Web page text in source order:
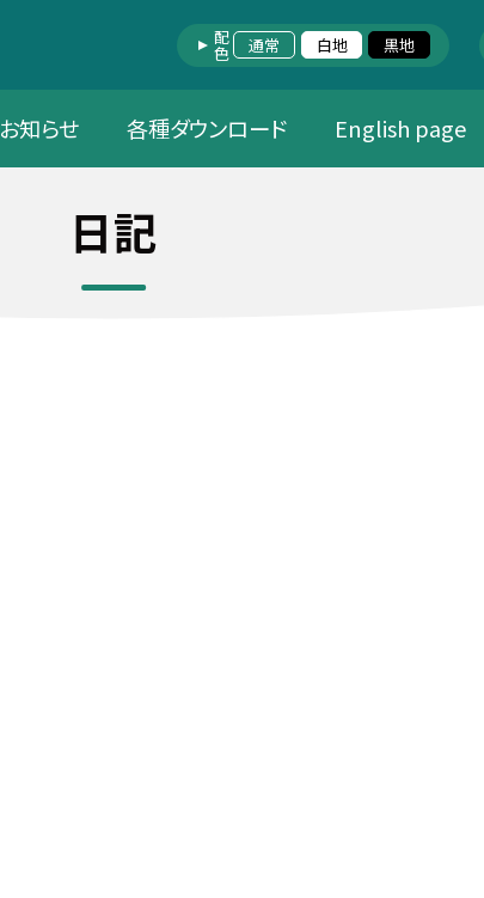
配色 通常 白地 黒地
お知らせ 各種ダウンロード English page
日記